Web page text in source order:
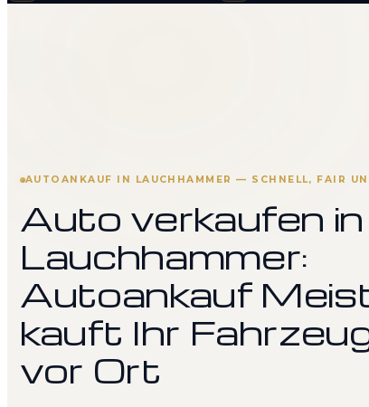
AUTOANKAUF IN LAUCHHAMMER — SCHNELL, FAIR
Auto verkaufen in
Lauchhammer:
Autoankauf
kauft Ihr
vor Ort